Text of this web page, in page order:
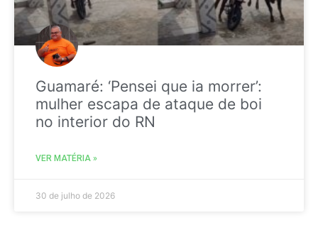
Guamaré: ‘Pensei que ia morrer’:
mulher escapa de ataque de boi
no interior do RN
VER MATÉRIA »
30 de julho de 2026